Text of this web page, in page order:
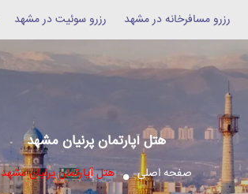
رزرو مسافرخانه در مشهد رزرو سوئیت در مشهد
هتل آپارتمان پرنیان مشهد
صفحه اصلی هتل آپارتمان پرنیان مشهد